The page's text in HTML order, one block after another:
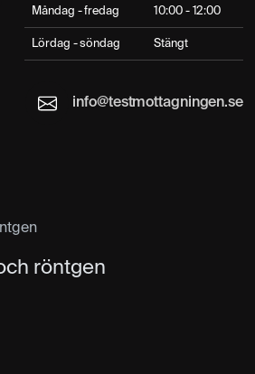
Måndag - fredag 10:00 - 12:00
Lördag - söndag Stängt
info@testmottagningen.se
röntgen